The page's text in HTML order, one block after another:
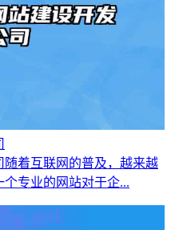
着互联网的普及，越来越
专业的网站对于企...